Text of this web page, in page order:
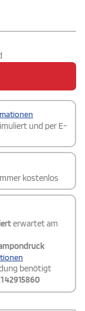
und per E-
kostenlos
erwartet am
benötigt
42915860